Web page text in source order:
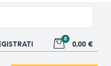
0
0,00 €